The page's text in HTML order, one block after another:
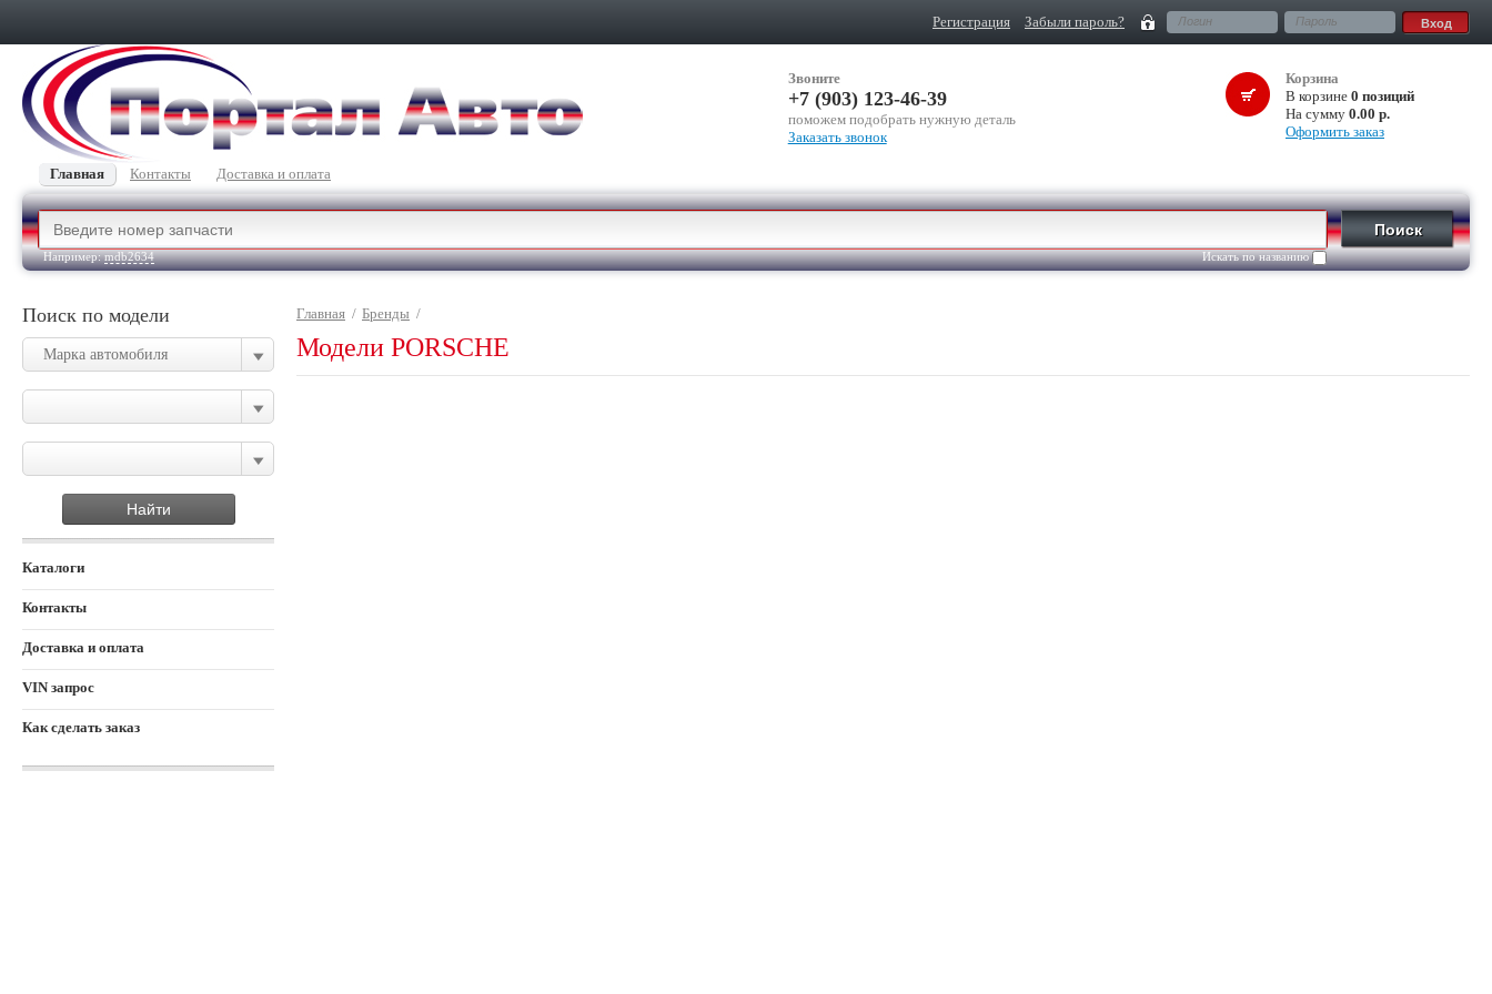
Регистрация Забыли пароль?
Корзина
В корзине 0 позиций
На сумму 0.00 р.
Оформить заказ
Звоните
+7 (903) 123-46-39
поможем подобрать нужную деталь
Заказать звонок
Главная Контакты Доставка и оплата
Например:mdb2634 Искать по названию
Поиск по модели
Марка автомобиля
Каталоги
Контакты
Доставка и оплата
VIN запрос
Как сделать заказ
Главная / Бренды /
Модели PORSCHE